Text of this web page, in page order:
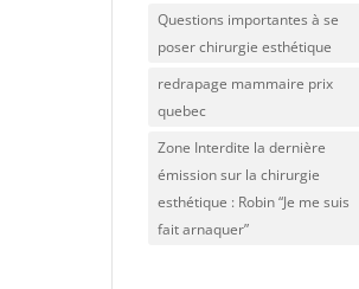
Questions importantes à se
poser chirurgie esthétique
redrapage mammaire prix
quebec
Zone Interdite la dernière
émission sur la chirurgie
esthétique : Robin “Je me suis
fait arnaquer”